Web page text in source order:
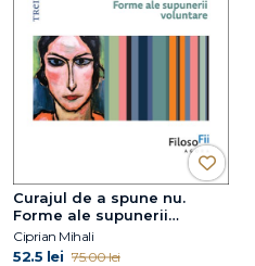
Curajul de a spune nu.
Forme ale supunerii
voluntare
Ciprian Mihali
52.5 lei 75.00 lei